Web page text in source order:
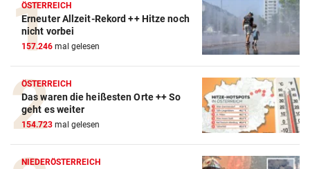
ÖSTERREICH
Erneuter Allzeit-Rekord ++ Hitze noch
nicht vorbei
157.246 mal gelesen
ÖSTERREICH
Das waren die heißesten Orte ++ So
geht es weiter
154.723 mal gelesen
NIEDERÖSTERREICH